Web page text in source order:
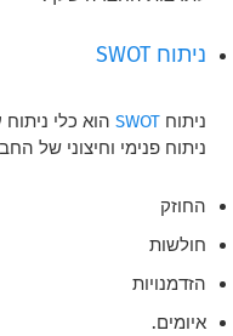
ניתוח SWOT
ניתוחSWOT הוא כלי
ניתוח פנימי וחיצוני של
החוזק
חולשות
הזדמנויות
איומים.